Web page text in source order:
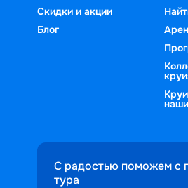
Скидки и акции
Блог
С радостью поможем с
тура